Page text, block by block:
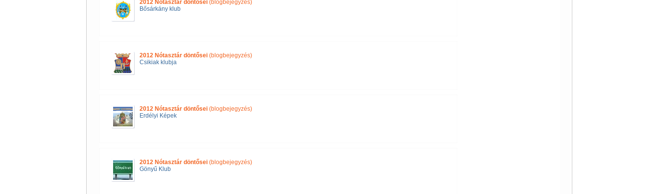
2012 Nótasztár döntősei(blogbejegyzés)
Bősárkány klub
2012 Nótasztár döntősei(blogbejegyzés)
Csikiak klubja
2012 Nótasztár döntősei(blogbejegyzés)
Erdélyi Képek
2012 Nótasztár döntősei(blogbejegyzés)
Gönyű Klub